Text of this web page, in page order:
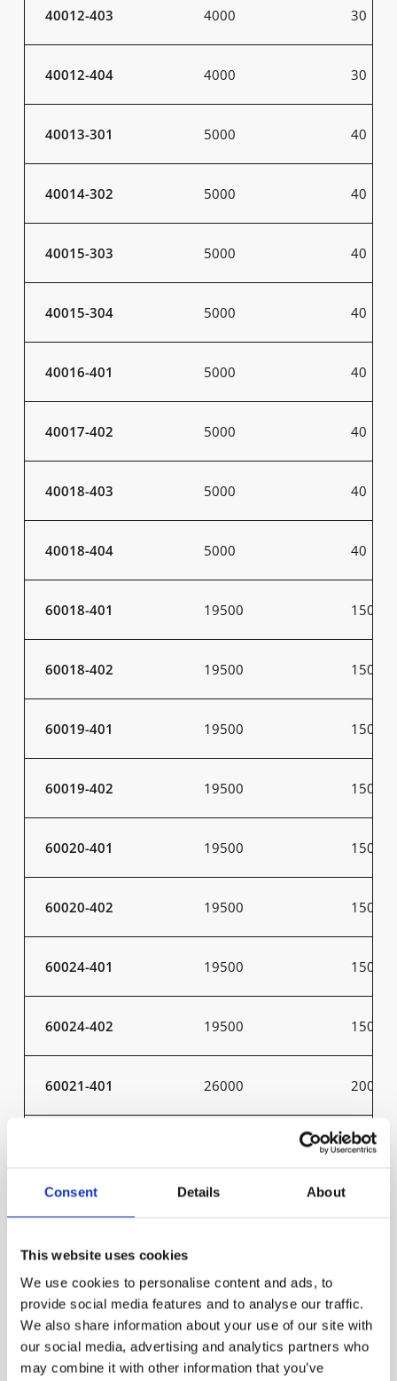
Consent Details About
This website uses cookies
We use cookies to personalise content and ads, to
provide social media features and to analyse our traffic.
We also share information about your use of our site with
our social media, advertising and analytics partners who
may combine it with other information that you’ve
40012-403 4000 30
40012-404 4000 30
40013-301 5000 40
40014-302 5000 40
40015-303 5000 40
40015-304 5000 40
40016-401 5000 40
40017-402 5000 40
40018-403 5000 40
40018-404 5000 40
60018-401 19500 150
60018-402 19500 150
60019-401 19500 150
60019-402 19500 150
60020-401 19500 150
60020-402 19500 150
60024-401 19500 150
60024-402 19500 150
60021-401 26000 200
200
60022-402
60023-401 26000 200